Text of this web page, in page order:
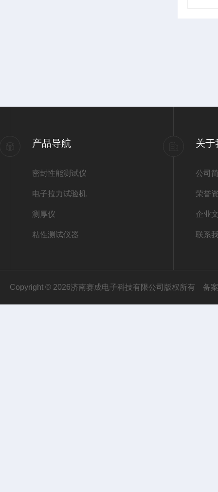
产品导航
密封性能测试仪
电子拉力试验机
测厚仪
粘性测试仪器
关于
公司
荣誉
企业
联系
Copyright © 2026济南赛成电子科技有限公司版权所有 备